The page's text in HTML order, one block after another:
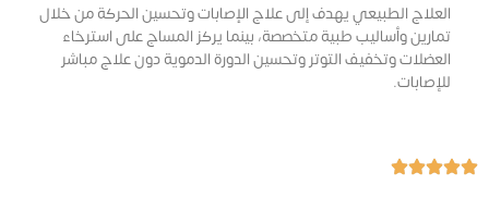
العلاج الطبيعي يهدف إلى علاج الإصابات وتحسين الحركة من خلال
تمارين وأساليب طبية متخصصة، بينما يركز المساج على استرخاء
العضلات وتخفيف التوتر وتحسين الدورة الدموية دون علاج مباشر
للإصابات.